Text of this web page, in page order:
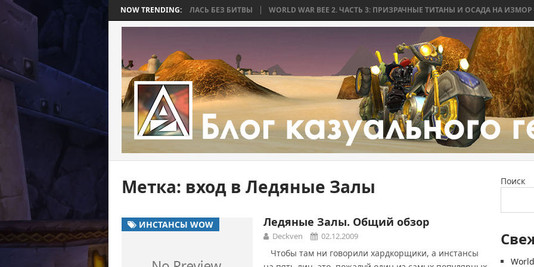
NOW TRENDING:
BEE 2. ЧАСТЬ 4: ВОЙНА, КОТОРАЯ ЗАКОНЧИЛАСЬ БЕЗ БИТВЫ WORLD WAR BEE 2. ЧАСТЬ 3: ПРИЗРАЧНЫЕ ТИТАНЫ И ОСАДА НА ИЗМОР
Метка: вход в Ледяные Залы
ИНСТАНСЫ WOW Ледяные Залы. Общий обзор
Deckven 02.12.2009
Чтобы там ни говорили хардкорщики, а инстансы
Поиск